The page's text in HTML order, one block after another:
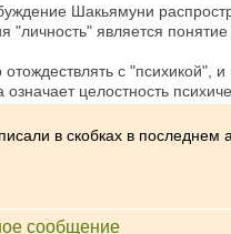
Шакьямуни
является понятие
с "психикой",
целостность
в скобках в последнем